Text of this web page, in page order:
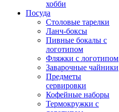
хобби
Посуда
Столовые тарелки
Ланч-боксы
Пивные бокалы с
логотипом
Фляжки с логотипом
Заварочные чайники
Предметы
сервировки
Кофейные наборы
Термокружки с